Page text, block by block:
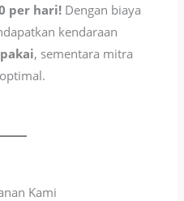
per hari! Dengan biaya
kendaraan
, sementara mitra
Kami